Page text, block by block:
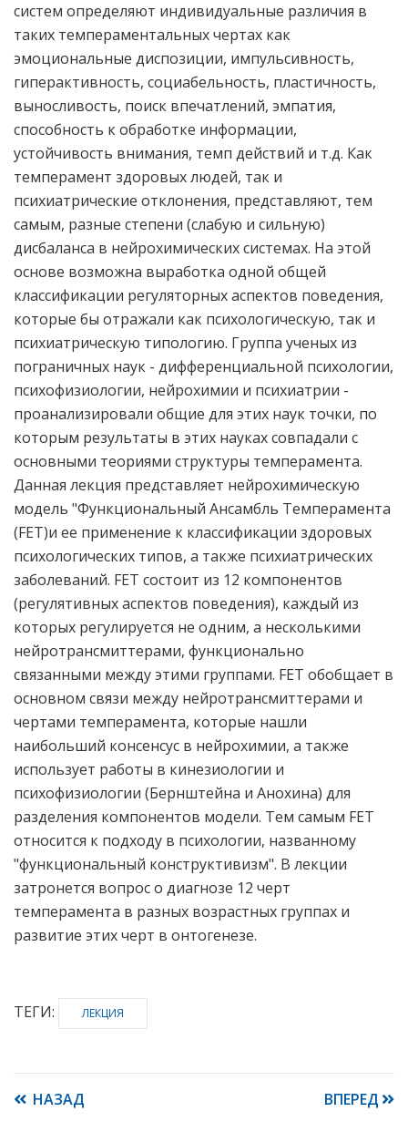
систем определяют индивидуальные различия в
таких темпераментальных чертах как
эмоциональные диспозиции, импульсивность,
гиперактивность, социабельность, пластичность,
выносливость, поиск впечатлений, эмпатия,
способность к обработке информации,
устойчивость внимания, темп действий и т.д. Как
темперамент здоровых людей, так и
психиатрические отклонения, представляют, тем
самым, разные степени (слабую и сильную)
дисбаланса в нейрохимических системах. На этой
основе возможна выработка одной общей
классификации регуляторных аспектов поведения,
которые бы отражали как психологическую, так и
психиатрическую типологию. Группа ученых из
пограничных наук - дифференциальной психологии,
психофизиологии, нейрохимии и психиатрии -
проанализировали общие для этих наук точки, по
которым результаты в этих науках совпадали с
основными теориями структуры темперамента.
Данная лекция представляет нейрохимическую
модель "Функциональный Ансамбль Темперамента
(FET)и ее применение к классификации здоровых
психологических типов, а также психиатрических
заболеваний. FET состоит из 12 компонентов
(регулятивных аспектов поведения), каждый из
которых регулируется не одним, а несколькими
нейротрансмиттерами, функционально
связанными между этими группами. FET обобщает в
основном связи между нейротрансмиттерами и
чертами темперамента, которые нашли
наибольший консенсус в нейрохимии, а также
использует работы в кинезиологии и
психофизиологии (Бернштейна и Анохина) для
разделения компонентов модели. Тем самым FET
относится к подходу в психологии, названному
"функциональный конструктивизм". В лекции
затронется вопрос о диагнозе 12 черт
темперамента в разных возрастных группах и
развитие этих черт в онтогенезе.
ТЕГИ: ЛЕКЦИЯ
НАЗАД ВПЕРЕД